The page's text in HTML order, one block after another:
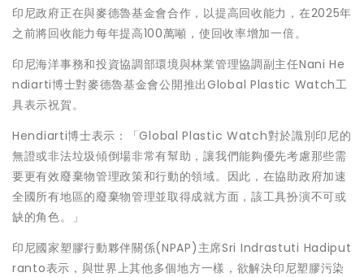
印尼政府正在與麥德魯基金會合作，以提高回收能力，在2025年
之前將回收能力每年提高100萬噸，使回收率增加一倍。
印尼海洋事務和投資協調部環境與林業管理協調副主任Nani He
ndiarti博士對麥德魯基金會公開推出Global Plastic Watch工
具表示祝賀。
Hendiarti博士表示：「Global Plastic Watch對於識別印尼的
無證或非法垃圾傾倒場非常有幫助，讓我們能夠優先考慮那些需
要更有效廢棄物管理政策和行動的領域。因此，在協助政府加速
全國所有地區的廢棄物管理並取得成就方面，該工具扮演不可或
缺的角色。」
印尼國家塑膠行動夥伴關係(NPAP)主席Sri Indrastuti Hadiput
ranto表示，與世界上其他多個地方一樣，欲解決印尼塑膠污染